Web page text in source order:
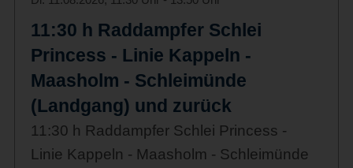
11:30 h Raddampfer Schlei
Princess - Linie Kappeln -
Maasholm - Schleimünde
(Landgang) und zurück
11:30 h Raddampfer Schlei Princess -
Linie Kappeln - Maasholm - Schleimünde